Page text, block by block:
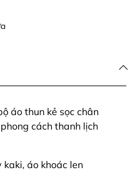
áo thun kẻ sọc chân
cách thanh lịch
áo khoác len